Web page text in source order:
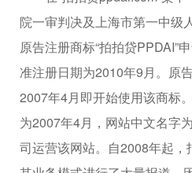
院一审判决及上海市第一中级
原告注册商标“拍拍贷PPDAI”
准注册日期为2010年9月。原
2007年4月即开始使用该商标
为2007年4月，网站中文名字
司运营该网站。自2008年起，